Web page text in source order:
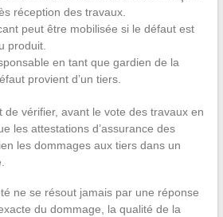
réception des travaux.
peut être mobilisée si le défaut est
produit.
en tant que gardien de la
provient d’un tiers.
de vérifier, avant le vote des travaux en
les attestations d’assurance des
les dommages aux tiers dans un
ne se résout jamais par une réponse
du dommage, la qualité de la